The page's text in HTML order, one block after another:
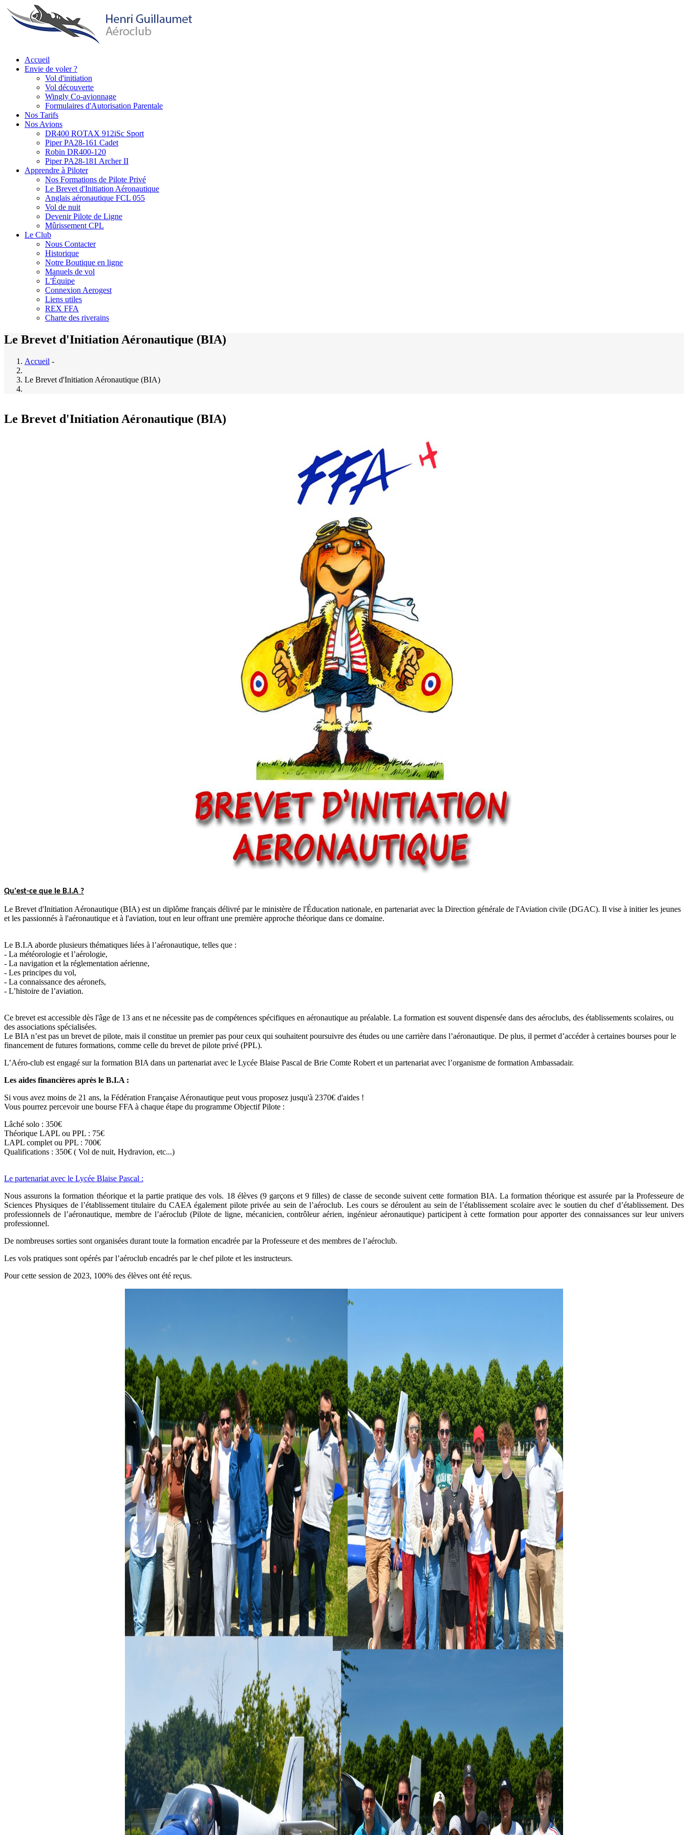
Aller
au
contenu
Main
navigation
Accueil
Envie de voler ?
Vol d'initiation
Vol découverte
Wingly Co-avionnage
Formulaires d'Autorisation Parentale
Nos Tarifs
Nos Avions
DR400 ROTAX 912iSc Sport
Piper PA28-161 Cadet
Robin DR400-120
Piper PA28-181 Archer II
Apprendre à Piloter
Nos Formations de Pilote Privé
Le Brevet d'Initiation Aéronautique
Anglais aéronautique FCL 055
Vol de nuit
Devenir Pilote de Ligne
Mûrissement CPL
Le Club
Nous Contacter
Historique
Notre Boutique en ligne
Manuels de vol
L'Équipe
Connexion Aerogest
Liens utiles
REX FFA
Charte des riverains
Le Brevet d'Initiation Aéronautique (BIA)
Accueil -
Le Brevet d'Initiation Aéronautique (BIA)
Le Brevet d'Initiation Aéronautique (BIA)
Qu'est-ce que le B.I.A ?
Le Brevet d'Initiation Aéronautique (BIA) est un diplôme français délivré par le ministère de l'Éducation nationale, en partenariat avec la Direction générale de l'Aviation civile (DGAC). Il vise à initier les jeunes
et les passionnés à l'aéronautique et à l'aviation, tout en leur offrant une première approche théorique dans ce domaine.
Le B.I.A aborde plusieurs thématiques liées à l’aéronautique, telles que :
- La météorologie et l’aérologie,
- La navigation et la réglementation aérienne,
- Les principes du vol,
- La connaissance des aéronefs,
- L’histoire de l’aviation.
Ce brevet est accessible dès l'âge de 13 ans et ne nécessite pas de compétences spécifiques en aéronautique au préalable. La formation est souvent dispensée dans des aéroclubs, des établissements scolaires, ou
des associations spécialisées.
Le BIA n’est pas un brevet de pilote, mais il constitue un premier pas pour ceux qui souhaitent poursuivre des études ou une carrière dans l’aéronautique. De plus, il permet d’accéder à certaines bourses pour le
financement de futures formations, comme celle du brevet de pilote privé (PPL).
L’Aéro-club est engagé sur la formation BIA dans un partenariat avec le Lycée Blaise Pascal de Brie Comte Robert et un partenariat avec l’organisme de formation Ambassadair.
Les aides financières après le B.I.A :
Si vous avez moins de 21 ans, la Fédération Française Aéronautique peut vous proposez jusqu'à 2370€ d'aides !
Vous pourrez percevoir une bourse FFA à chaque étape du programme Objectif Pilote :
Lâché solo : 350€
Théorique LAPL ou PPL : 75€
LAPL complet ou PPL : 700€
Qualifications : 350€ ( Vol de nuit, Hydravion, etc...)
Le partenariat avec le Lycée Blaise Pascal :
Nous assurons la formation théorique et la partie pratique des vols. 18 élèves (9 garçons et 9 filles) de classe de seconde suivent cette formation BIA. La formation théorique est assurée par la Professeure de
Sciences Physiques de l’établissement titulaire du CAEA également pilote privée au sein de l’aéroclub. Les cours se déroulent au sein de l’établissement scolaire avec le soutien du chef d’établissement. Des
professionnels de l’aéronautique, membre de l’aéroclub (Pilote de ligne, mécanicien, contrôleur aérien, ingénieur aéronautique) participent à cette formation pour apporter des connaissances sur leur univers
professionnel.
De nombreuses sorties sont organisées durant toute la formation encadrée par la Professeure et des membres de l’aéroclub.
Les vols pratiques sont opérés par l’aéroclub encadrés par le chef pilote et les instructeurs.
Pour cette session de 2023, 100% des élèves ont été reçus.